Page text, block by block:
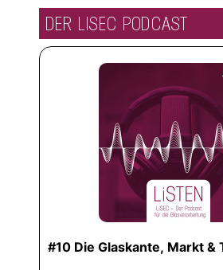
DER LISEC PODCAST